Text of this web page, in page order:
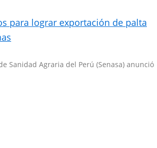
para lograr exportación de palta
Sanidad Agraria del Perú (Senasa) anunció